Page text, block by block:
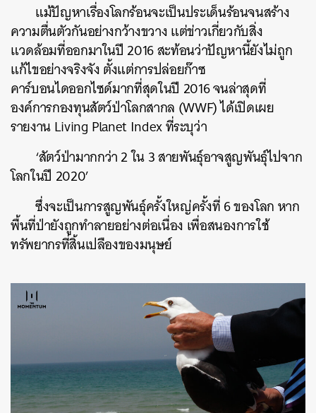
แม้ปัญหาเรื่องโลกร้อนจะเป็นประเด็นร้อนจนสร้าง
ความตื่นตัวกันอย่างกว้างขวาง แต่ข่าวเกี่ยวกับสิ่ง
แวดล้อมที่ออกมาในปี 2016 สะท้อนว่าปัญหานี้ยังไม่ถูก
แก้ไขอย่างจริงจัง ตั้งแต่การปล่อยก๊าซ
คาร์บอนไดออกไซด์มากที่สุดในปี 2016 จนล่าสุดที่
องค์การกองทุนสัตว์ป่าโลกสากล (WWF) ได้เปิดเผย
รายงาน Living Planet Index ที่ระบุว่า
‘สัตว์ป่ามากกว่า 2 ใน 3 สายพันธุ์อาจสูญพันธุ์ไปจาก
โลกในปี 2020’
ซึ่งจะเป็นการสูญพันธุ์ครั้งใหญ่ครั้งที่ 6 ของโลก หาก
พื้นที่ป่ายังถูกทำลายอย่างต่อเนื่อง เพื่อสนองการใช้
ทรัพยากรที่สิ้นเปลืองของมนุษย์